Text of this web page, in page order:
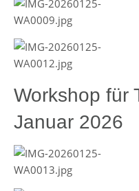
Workshop für
Januar 2026